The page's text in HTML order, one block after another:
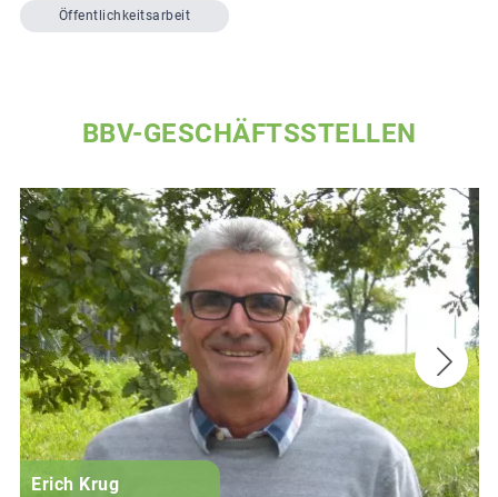
Öffentlichkeitsarbeit
BBV-GESCHÄFTSSTELLEN
Erich Krug